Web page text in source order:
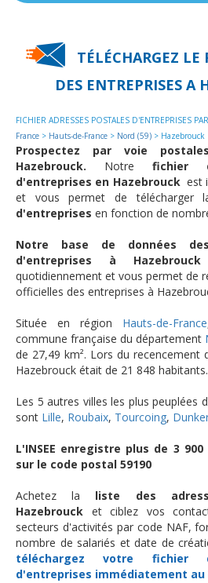
TÉLÉCHARGEZ LE
DES ENTREPRISES A
FICHIER ADRESSES POSTALES D'ENTREPRISES
France > Hauts-de-France > Nord (59) > Hazebrouck
Prospectez par voie
Hazebrouck. Notre fichier
d'entreprises en Hazebrouck est
et vous permet de télécharger
d'entreprises en fonction de
Notre base de données
d'entreprises à Hazebrouck
quotidiennement et vous permet de
officielles des entreprises à
Située en région Hauts-de-France
commune française du département
de 27,49 km². Lors du recencement
Hazebrouck était de 21 848 habitants.
Les 5 autres villes les plus peuplées
sont Lille, Roubaix, Tourcoing,
L'INSEE enregistre plus de 3
sur le code postal 59190
Achetez la liste des
Hazebrouck et ciblez vos
secteurs d'activités par code NAF,
nombre de salariés et date de
téléchargezvotre fichier
d'entreprises immédiatement